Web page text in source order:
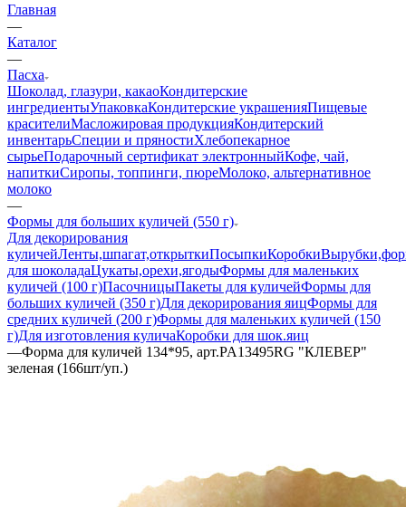
Главная
—
Каталог
—
Пасха
Шоколад, глазури, какаоКондитерские
ингредиентыУпаковкаКондитерские украшенияПищевые
красителиМасложировая продукцияКондитерский
инвентарьСпеции и пряностиХлебопекарное
сырьеПодарочный сертификат электронныйКофе, чай,
напиткиСиропы, топпинги, пюреМолоко, альтернативное
молоко
—
Формы для больших куличей (550 г)
Для декорирования
куличейЛенты,шпагат,открыткиПосыпкиКоробки
для шоколадаЦукаты,орехи,ягодыФормы для маленьких
куличей (100 г)ПасочницыПакеты для куличейФормы для
больших куличей (350 г)Для декорирования яицФормы для
средних куличей (200 г)Формы для маленьких куличей (150
г)Для изготовления куличаКоробки для шок.яиц
—Форма для куличей 134*95, арт.PA13495RG "КЛЕВЕР"
зеленая (166шт/уп.)